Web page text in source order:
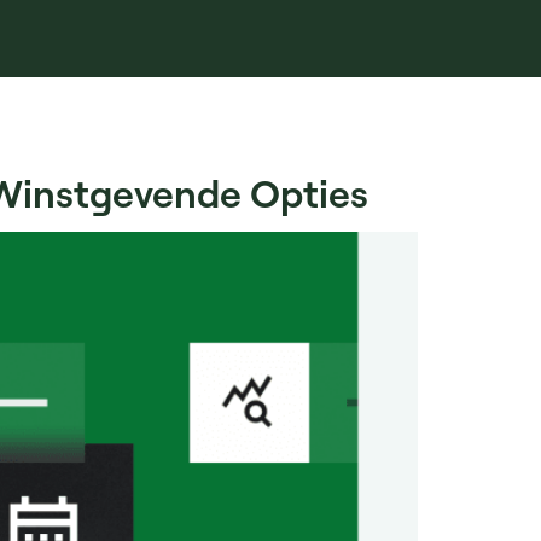
Opties